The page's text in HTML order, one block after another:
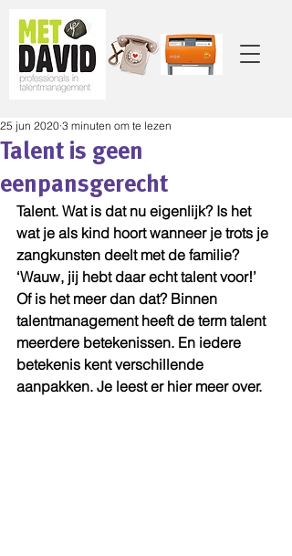
Talent is geen
eenpansgerecht
25 jun 2020 3 minuten om te lezen
Talent. Wat is dat nu eigenlijk? Is het
wat je als kind hoort wanneer je trots je
zangkunsten deelt met de familie?
‘Wauw, jij hebt daar echt talent voor!’
Of is het meer dan dat? Binnen
talentmanagement heeft de term talent
meerdere betekenissen. En iedere
betekenis kent verschillende
aanpakken. Je leest er hier meer over.